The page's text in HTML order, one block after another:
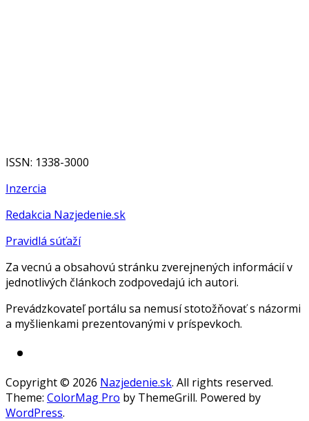
ISSN: 1338-3000
Inzercia
Redakcia Nazjedenie.sk
Pravidlá súťaží
Za vecnú a obsahovú stránku zverejnených informácií v
jednotlivých článkoch zodpovedajú ich autori.
Prevádzkovateľ portálu sa nemusí stotožňovať s názormi
a myšlienkami prezentovanými v príspevkoch.
Copyright © 2026 Nazjedenie.sk. All rights reserved.
Theme: ColorMag Pro by ThemeGrill. Powered by
WordPress.